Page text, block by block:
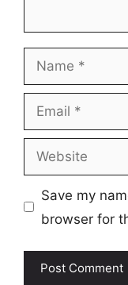
Name
Email
Website
Save my
browser for